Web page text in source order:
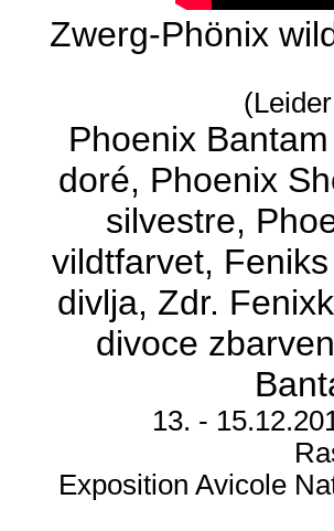
Zwerg-Phönix
Phoenix
doré, Phoenix
silvestre,
vildtfarvet,
divlja, Zdr.
divoce
13. -
Exposition Avicole